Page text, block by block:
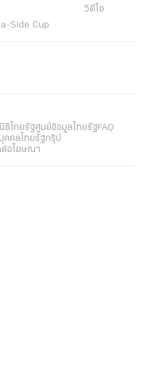
วิดีโอ
Side Cup
ธิไทยรัฐศูนย์ข้อมูลไทยรัฐFAQ
คคลไทยรัฐกรุ๊ป
อโฆษณา